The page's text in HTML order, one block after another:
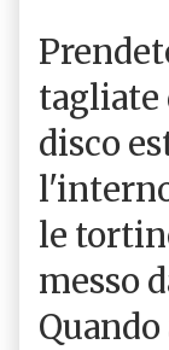
tagliate
disco
le
messo